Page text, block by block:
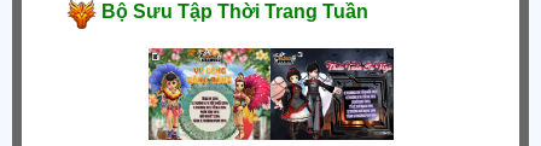
Bộ Sưu Tập Thời Trang Tuần